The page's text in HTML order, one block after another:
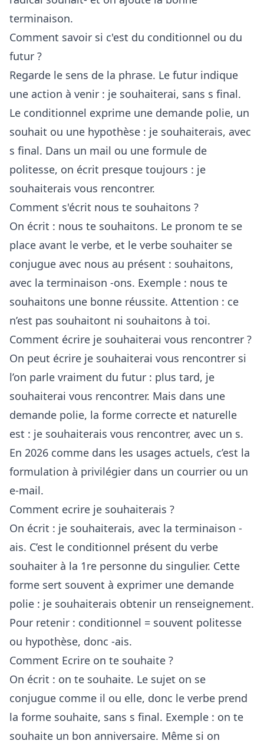
terminaison.
Comment savoir si c'est du conditionnel ou du
futur ?
Regarde le sens de la phrase. Le futur indique
une action à venir : je souhaiterai, sans s final.
Le conditionnel exprime une demande polie, un
souhait ou une hypothèse : je souhaiterais, avec
s final. Dans un mail ou une formule de
politesse, on écrit presque toujours : je
souhaiterais vous rencontrer.
Comment s'écrit nous te souhaitons ?
On écrit : nous te souhaitons. Le pronom te se
place avant le verbe, et le verbe souhaiter se
conjugue avec nous au présent : souhaitons,
avec la terminaison -ons. Exemple : nous te
souhaitons une bonne réussite. Attention : ce
n’est pas souhaitont ni souhaitons à toi.
Comment écrire je souhaiterai vous rencontrer ?
On peut écrire je souhaiterai vous rencontrer si
l’on parle vraiment du futur : plus tard, je
souhaiterai vous rencontrer. Mais dans une
demande polie, la forme correcte et naturelle
est : je souhaiterais vous rencontrer, avec un s.
En 2026 comme dans les usages actuels, c’est la
formulation à privilégier dans un courrier ou un
e-mail.
Comment ecrire je souhaiterais ?
On écrit : je souhaiterais, avec la terminaison -
ais. C’est le conditionnel présent du verbe
souhaiter à la 1re personne du singulier. Cette
forme sert souvent à exprimer une demande
polie : je souhaiterais obtenir un renseignement.
Pour retenir : conditionnel = souvent politesse
ou hypothèse, donc -ais.
Comment Ecrire on te souhaite ?
On écrit : on te souhaite. Le sujet on se
conjugue comme il ou elle, donc le verbe prend
la forme souhaite, sans s final. Exemple : on te
souhaite un bon anniversaire. Même si on